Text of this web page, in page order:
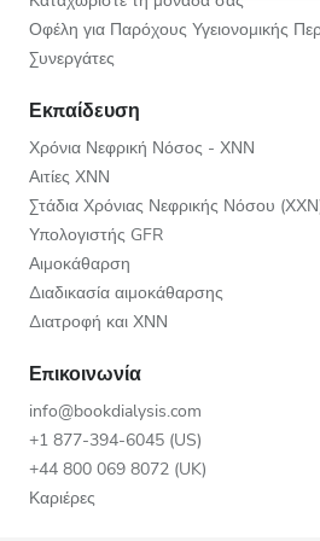
Οφέλη για Παρόχους Υγειονομικής
Συνεργάτες
Εκπαίδευση
Χρόνια Νεφρική Νόσος - ΧΝΝ
Αιτίες ΧΝΝ
Στάδια Χρόνιας Νεφρικής Νόσου
Υπολογιστής GFR
Αιμοκάθαρση
Διαδικασία αιμοκάθαρσης
Διατροφή και ΧΝΝ
Επικοινωνία
info@bookdialysis.com
+1 877-394-6045 (US)
+44 800 069 8072 (UK)
Καριέρες